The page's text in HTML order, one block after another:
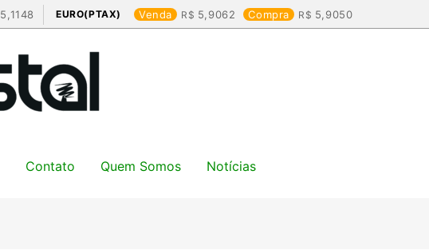
5,1148 EURO(PTAX) Venda 5,9062 Compra 5,9050
Contato Quem Somos Notícias